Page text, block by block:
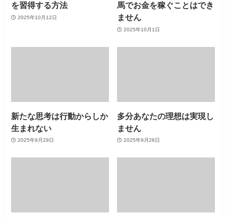
を習得する方法
2025年10月12日
馬でお金を稼ぐことはでき
ません
2025年10月1日
新たな思考は行動からしか
生まれない
2025年9月29日
多分あなたの理想は実現し
ません
2025年9月28日